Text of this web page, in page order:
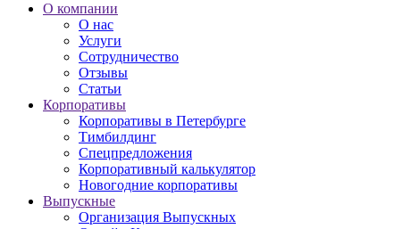
О компании
О нас
Услуги
Сотрудничество
Отзывы
Статьи
Корпоративы
Корпоративы в Петербурге
Тимбилдинг
Спецпредложения
Корпоративный калькулятор
Новогодние корпоративы
Выпускные
Организация Выпускных